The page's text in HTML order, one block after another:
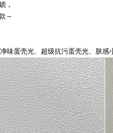
，
～
味蛋壳光、超级抗污蛋壳光、肤感